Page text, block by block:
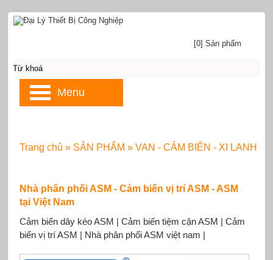
Nhà phân phối ASM - Cảm biến vị trí ASM - ASM
tại Việt Nam
Cảm biến dây kéo ASM | Cảm biến tiệm cận ASM | Cảm
biến vị trí ASM | Nhà phân phối ASM việt nam |
Trang chủ » SẢN PHẨM » VAN - CẢM BIẾN - XI LANH
[0] Sản phẩm
Menu